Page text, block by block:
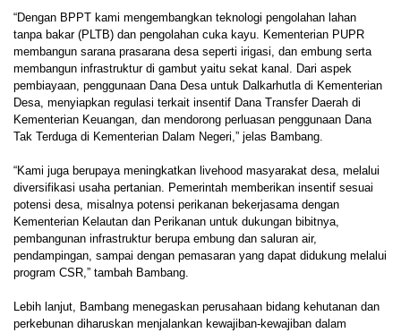
“Dengan BPPT kami mengembangkan teknologi pengolahan lahan
tanpa bakar (PLTB) dan pengolahan cuka kayu. Kementerian PUPR
membangun sarana prasarana desa seperti irigasi, dan embung serta
membangun infrastruktur di gambut yaitu sekat kanal. Dari aspek
pembiayaan, penggunaan Dana Desa untuk Dalkarhutla di Kementerian
Desa, menyiapkan regulasi terkait insentif Dana Transfer Daerah di
Kementerian Keuangan, dan mendorong perluasan penggunaan Dana
Tak Terduga di Kementerian Dalam Negeri,” jelas Bambang.
“Kami juga berupaya meningkatkan livehood masyarakat desa, melalui
diversifikasi usaha pertanian. Pemerintah memberikan insentif sesuai
potensi desa, misalnya potensi perikanan bekerjasama dengan
Kementerian Kelautan dan Perikanan untuk dukungan bibitnya,
pembangunan infrastruktur berupa embung dan saluran air,
pendampingan, sampai dengan pemasaran yang dapat didukung melalui
program CSR,” tambah Bambang.
Lebih lanjut, Bambang menegaskan perusahaan bidang kehutanan dan
perkebunan diharuskan menjalankan kewajiban-kewajiban dalam